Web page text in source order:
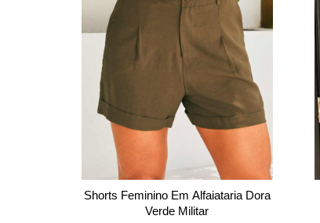
Shorts Feminino Em Alfaiataria Dora
Verde Militar